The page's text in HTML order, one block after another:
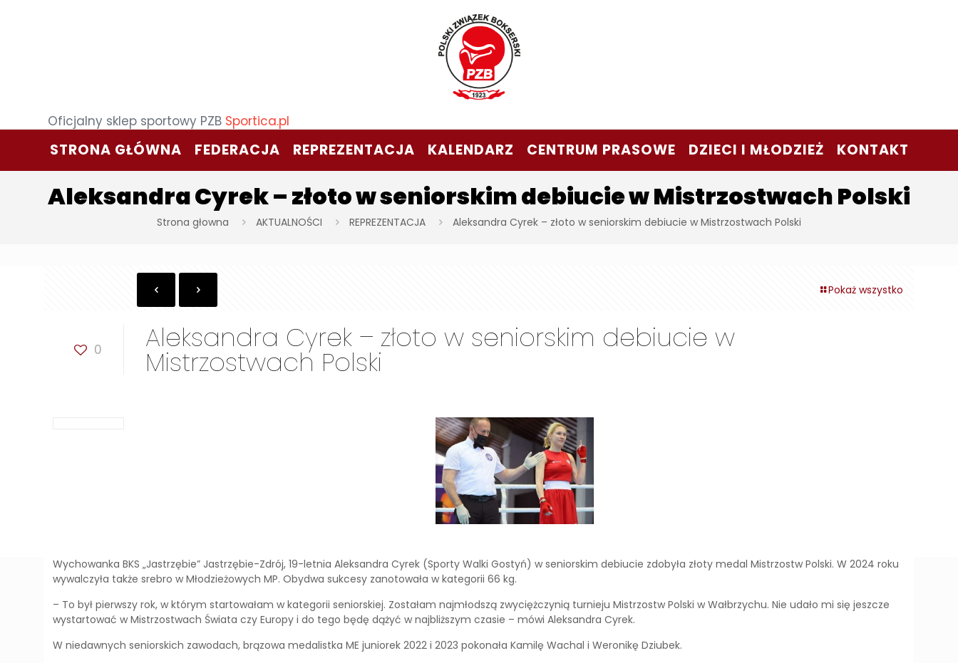
Oficjalny sklep sportowy PZB Sportica.pl
STRONA GŁÓWNA FEDERACJA REPREZENTACJA KALENDARZ CENTRUM PRASOWE DZIECI I MŁODZIEŻ KONTAKT
Aleksandra Cyrek – złoto w seniorskim debiucie w Mistrzostwach Polski
Strona głowna AKTUALNOŚCI REPREZENTACJA Aleksandra Cyrek – złoto w seniorskim debiucie w Mistrzostwach Polski
Pokaż wszystko
0 Aleksandra Cyrek – złoto w seniorskim debiucie w
Mistrzostwach Polski
Wychowanka BKS „Jastrzębie” Jastrzębie-Zdrój, 19-letnia Aleksandra Cyrek (Sporty Walki Gostyń) w seniorskim debiucie zdobyła złoty medal Mistrzostw Polski. W 2024 roku
wywalczyła także srebro w Młodzieżowych MP. Obydwa sukcesy zanotowała w kategorii 66 kg.
– To był pierwszy rok, w którym startowałam w kategorii seniorskiej. Zostałam najmłodszą zwyciężczynią turnieju Mistrzostw Polski w Wałbrzychu. Nie udało mi się jeszcze
wystartować w Mistrzostwach Świata czy Europy i do tego będę dążyć w najbliższym czasie – mówi Aleksandra Cyrek.
W niedawnych seniorskich zawodach, brązowa medalistka ME juniorek 2022 i 2023 pokonała Kamilę Wachal i Weronikę Dziubek.